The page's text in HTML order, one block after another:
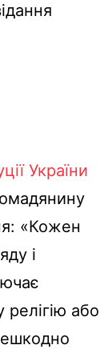
України
«Кожен
і
релігію або